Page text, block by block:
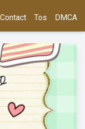
Contact Tos DMCA